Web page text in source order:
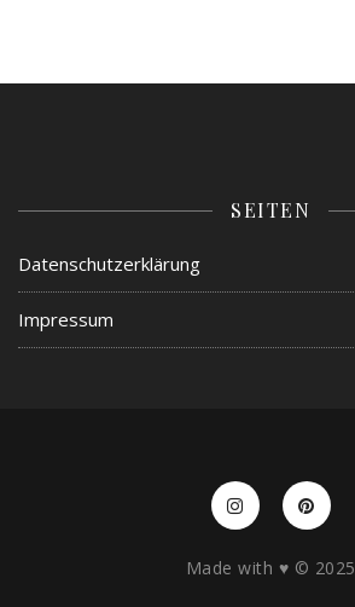
SEITEN
Datenschutzerklärung
Impressum
Made with ♥️ © 2025